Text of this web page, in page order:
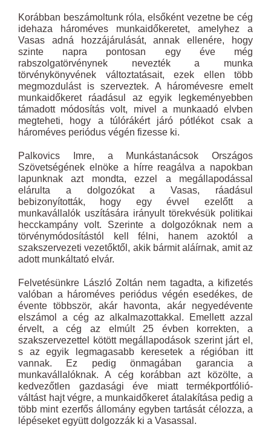
Korábban beszámoltunk róla, elsőként vezetne be cég
idehaza hároméves munkaidőkeretet, amelyhez a
Vasas adná hozzájárulását, annak ellenére, hogy
szinte napra pontosan egy éve még
rabszolgatörvénynek nevezték a munka
törvénykönyvének változtatásait, ezek ellen több
megmozdulást is szerveztek. A háromévesre emelt
munkaidőkeret ráadásul az egyik legkeményebben
támadott módosítás volt, mivel a munkaadó elvben
megteheti, hogy a túlórákért járó pótlékot csak a
hároméves periódus végén fizesse ki.
Palkovics Imre, a Munkástanácsok Országos
Szövetségének elnöke a hírre reagálva a napokban
lapunknak azt mondta, ezzel a megállapodással
elárulta a dolgozókat a Vasas, ráadásul
bebizonyították, hogy egy évvel ezelőtt a
munkavállalók uszítására irányult törekvésük politikai
hecckampány volt. Szerinte a dolgozóknak nem a
törvénymódosítástól kell félni, hanem azoktól a
szakszervezeti vezetőktől, akik bármit aláírnak, amit az
adott munkáltató elvár.
Felvetésünkre László Zoltán nem tagadta, a kifizetés
valóban a hároméves periódus végén esedékes, de
évente többször, akár havonta, akár negyedévente
elszámol a cég az alkalmazottakkal. Emellett azzal
érvelt, a cég az elmúlt 25 évben korrekten, a
szakszervezettel kötött megállapodások szerint járt el,
s az egyik legmagasabb keresetek a régióban itt
vannak. Ez pedig önmagában garancia a
munkavállalóknak. A cég korábban azt közölte, a
kedvezőtlen gazdasági éve miatt termékportfólió-
váltást hajt végre, a munkaidőkeret átalakítása pedig a
több mint ezerfős állomány egyben tartását célozza, a
lépéseket együtt dolgozzák ki a Vasassal.